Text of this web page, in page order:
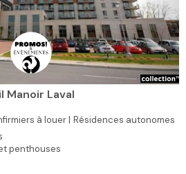
Manoir Laval
à louer | Résidences autonomes
penthouses